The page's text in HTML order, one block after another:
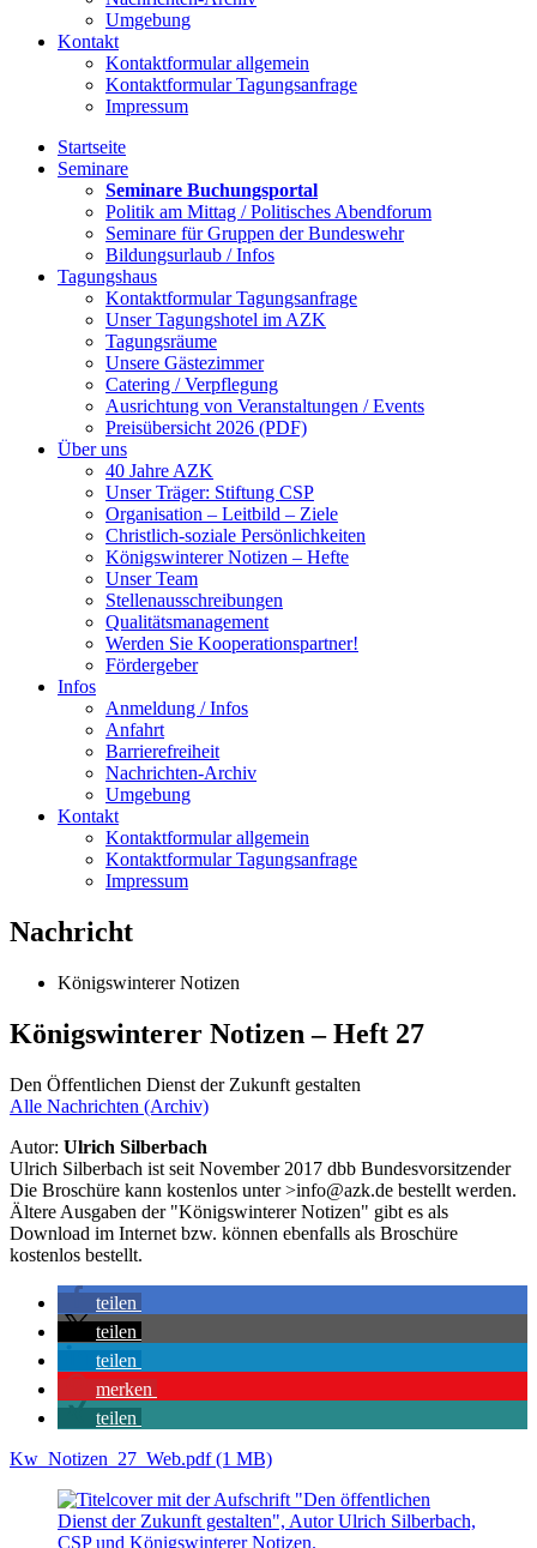
Umgebung
Kontakt
Kontaktformular allgemein
Kontaktformular Tagungsanfrage
Impressum
Startseite
Seminare
Seminare Buchungsportal
Politik am Mittag / Politisches Abendforum
Seminare für Gruppen der Bundeswehr
Bildungsurlaub / Infos
Tagungshaus
Kontaktformular Tagungsanfrage
Unser Tagungshotel im AZK
Tagungsräume
Unsere Gästezimmer
Catering / Verpflegung
Ausrichtung von Veranstaltungen / Events
Preisübersicht 2026 (PDF)
Über uns
40 Jahre AZK
Unser Träger: Stiftung CSP
Organisation – Leitbild – Ziele
Christlich-soziale Persönlichkeiten
Königswinterer Notizen – Hefte
Unser Team
Stellenausschreibungen
Qualitätsmanagement
Werden Sie Kooperationspartner!
Fördergeber
Infos
Anmeldung / Infos
Anfahrt
Barrierefreiheit
Nachrichten-Archiv
Umgebung
Kontakt
Kontaktformular allgemein
Kontaktformular Tagungsanfrage
Impressum
Nachricht
Königswinterer Notizen
Königswinterer Notizen – Heft 27
Den Öffentlichen Dienst der Zukunft gestalten
Alle Nachrichten (Archiv)
Autor: Ulrich Silberbach
Ulrich Silberbach ist seit November 2017 dbb Bundesvorsitzender
Die Broschüre kann kostenlos unter>info@azk.de bestellt werden.
Ältere Ausgaben der "Königswinterer Notizen" gibt es als
Download im Internet bzw. können ebenfalls als Broschüre
kostenlos bestellt.
teilen
teilen
teilen
merken
teilen
Kw_Notizen_27_Web.pdf (1 MB)